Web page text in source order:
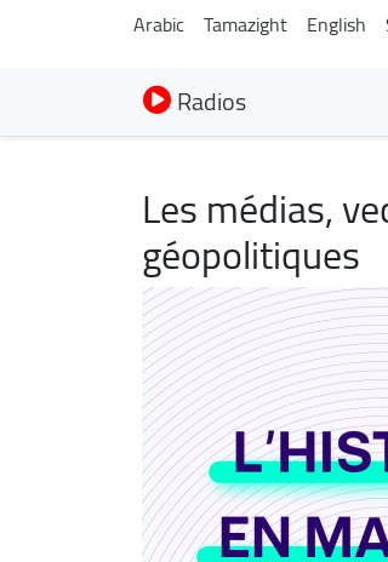
Arabic Tamazight English
Radios
Les médias,
géopolitiques
Image